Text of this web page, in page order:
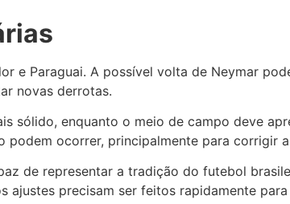
e Paraguai. A possível volta de Neymar
novas derrotas.
sólido, enquanto o meio de campo deve
ocorrer, principalmente para corrigir
de representar a tradição do futebol
precisam ser feitos rapidamente